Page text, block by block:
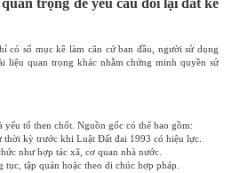
có sổ mục kê làm căn cứ ban đầu, người sử dụng
liệu quan trọng khác nhằm chứng minh quyền sử
tố then chốt. Nguồn gốc có thể bao gồm:
thời kỳ trước khi Luật Đất đai 1993 có hiệu lực.
như hợp tác xã, cơ quan nhà nước.
tập quán hoặc theo di chúc hợp pháp.